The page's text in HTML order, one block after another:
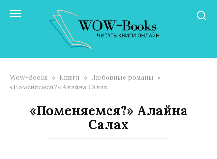
Wow-Books » Книги » Любовные романы »
«Поменяемся?» Алайна Салах
«Поменяемся?» Алайна
Салах